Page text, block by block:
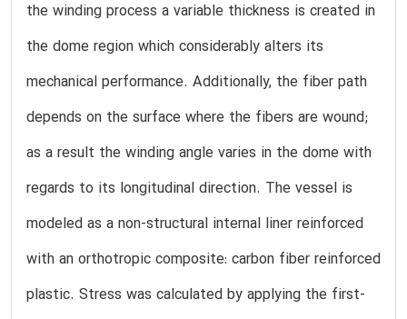
the winding process a variable thickness is created in
the dome region which considerably alters its
mechanical performance. Additionally, the fiber path
depends on the surface where the fibers are wound;
as a result the winding angle varies in the dome with
regards to its longitudinal direction. The vessel is
modeled as a non-structural internal liner reinforced
with an orthotropic composite: carbon fiber reinforced
plastic. Stress was calculated by applying the first-